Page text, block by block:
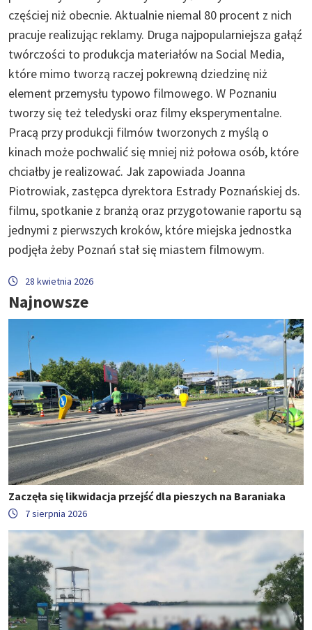
częściej niż obecnie. Aktualnie niemal 80 procent z nich
pracuje realizując reklamy. Druga najpopularniejsza gałąź
twórczości to produkcja materiałów na Social Media,
które mimo tworzą raczej pokrewną dziedzinę niż
element przemysłu typowo filmowego. W Poznaniu
tworzy się też teledyski oraz filmy eksperymentalne.
Pracą przy produkcji filmów tworzonych z myślą o
kinach może pochwalić się mniej niż połowa osób, które
chciałby je realizować. Jak zapowiada Joanna
Piotrowiak, zastępca dyrektora Estrady Poznańskiej ds.
filmu, spotkanie z branżą oraz przygotowanie raportu są
jednymi z pierwszych kroków, które miejska jednostka
podjęła żeby Poznań stał się miastem filmowym.
28 kwietnia 2026
Najnowsze
Zaczęła się likwidacja przejść dla pieszych na Baraniaka
7 sierpnia 2026